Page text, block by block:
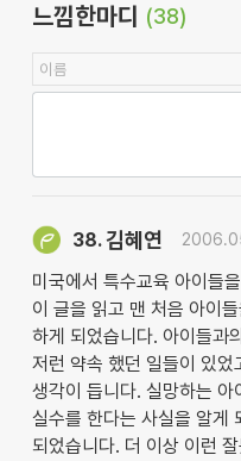
느낌한마디 (38)
38.김혜연
미국에서 특수교육 아이들
이 글을 읽고 맨 처음 아이
하게 되었습니다. 아이들과
저런 약속 했던 일들이 있었
생각이 듭니다. 실망하는
실수를 한다는 사실을 알게
되었습니다. 더 이상 이런